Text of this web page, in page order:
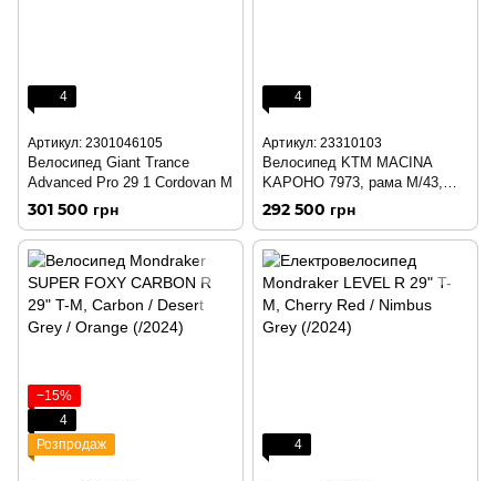
4
Артикул: 2301046105
Велосипед Giant Trance
Advanced Pro 29 1 Cordovan M
301 500 грн
4
Артикул: 23310103
Велосипед KTM MACINA
KAPOHO 7973, рама M/43,
чорний
292 500 грн
−15%
4
Розпродаж
4